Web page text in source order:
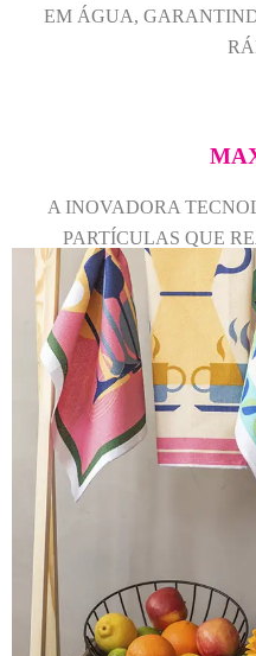
EM ÁGUA,
A INOVADORA
PARTÍCULAS QUE
ALGODÃO,
AO